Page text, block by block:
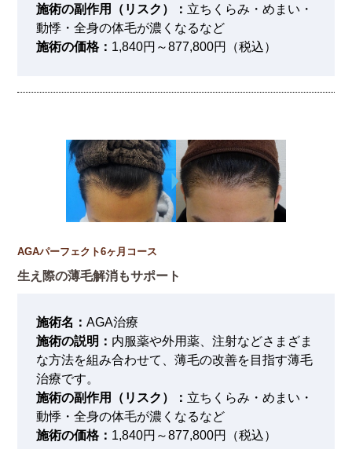
施術の副作用（リスク）： 立ちくらみ・めまい・
動悸・全身の体毛が濃くなるなど
施術の価格： 1,840円～877,800円（税込）
AGAパーフェクト6ヶ月コース
生え際の薄毛解消もサポート
施術名：AGA治療
施術の説明： 内服薬や外用薬、注射などさまざま
な方法を組み合わせて、薄毛の改善を目指す薄毛
治療です。
施術の副作用（リスク）： 立ちくらみ・めまい・
動悸・全身の体毛が濃くなるなど
施術の価格： 1,840円～877,800円（税込）